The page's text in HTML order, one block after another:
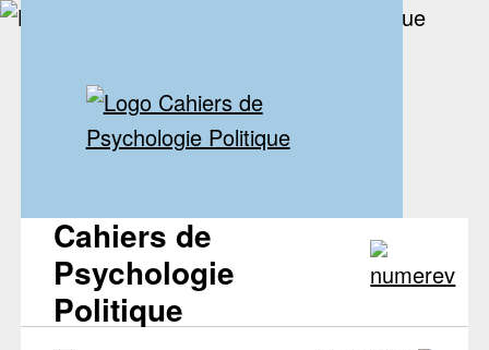
Cahiers de
Psychologie
Politique